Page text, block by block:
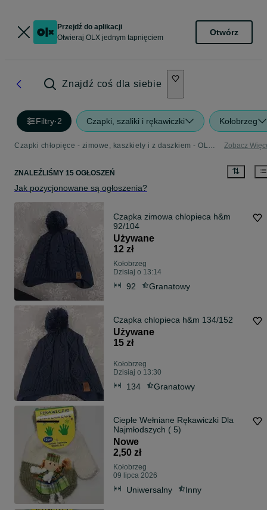
Przejdź do aplikacji
Otwieraj OLX jednym tapnięciem
Otwórz
Znajdź coś dla siebie
Filtry·2 Czapki, szaliki i rękawiczki Kołobrzeg
Czapki chłopięce - zimowe, kaszkiety i z daszkiem - OLX.pl Zobacz
ZNALEŹLIŚMY 15 OGŁOSZEŃ
Jak pozycjonowane są ogłoszenia?
Czapka zimowa chlopieca h&m
92/104
Używane
12 zł
Kołobrzeg
Dzisiaj o 13:14
92 Granatowy
Czapka chlopieca h&m 134/152
Używane
15 zł
Kołobrzeg
Dzisiaj o 13:30
134 Granatowy
Ciepłe Wełniane Rękawiczki Dla
Najmłodszych ( 5)
Nowe
2,50 zł
Kołobrzeg
09 lipca 2026
Uniwersalny Inny